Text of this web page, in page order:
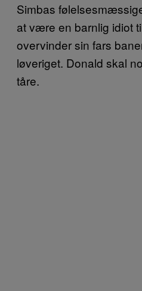
Simbas
at være en barnlig idiot
overvinder sin fars
løveriget. Donald skal
tåre.